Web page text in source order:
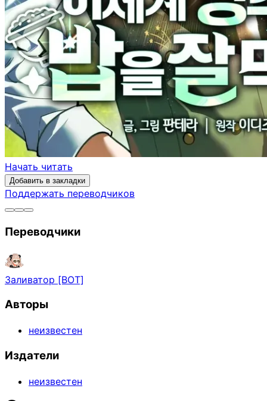
Начать читать
Добавить в закладки
Поддержать переводчиков
Переводчики
Заливатор [BOT]
Авторы
неизвестен
Издатели
неизвестен